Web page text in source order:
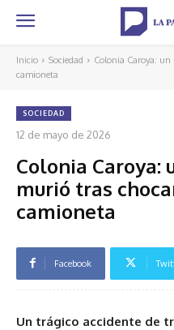
Inicio Sociedad
Colonia Caroya:
camioneta
SOCIEDAD
12 de mayo de 2026
Colonia Caroya:
murió tras
camioneta
Facebook
Un trágico accidente de